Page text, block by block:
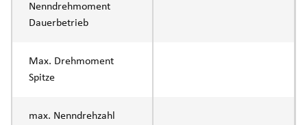
Nenndrehmoment
Dauerbetrieb
Max. Drehmoment
Spitze
max. Nenndrehzahl